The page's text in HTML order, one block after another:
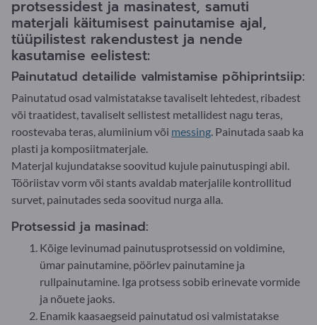
protsessidest ja masinatest, samuti
materjali käitumisest painutamise ajal,
tüüpilistest rakendustest ja nende
kasutamise eelistest:
Painutatud detailide valmistamise põhiprintsiip:
Painutatud osad valmistatakse tavaliselt lehtedest, ribadest
või traatidest, tavaliselt sellistest metallidest nagu teras,
roostevaba teras, alumiinium või messing. Painutada saab ka
plasti ja komposiitmaterjale.
Materjal kujundatakse soovitud kujule painutuspingi abil.
Tööriistav vorm või stants avaldab materjalile kontrollitud
survet, painutades seda soovitud nurga alla.
Protsessid ja masinad:
Kõige levinumad painutusprotsessid on voldimine,
ümar painutamine, pöörlev painutamine ja
rullpainutamine. Iga protsess sobib erinevate vormide
ja nõuete jaoks.
Enamik kaasaegseid painutatud osi valmistatakse